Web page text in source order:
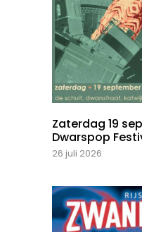
Zaterdag 19
Dwarspop
26 juli 2026